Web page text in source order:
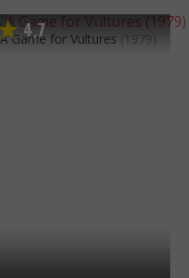
4,7
A Game for Vultures (1979)